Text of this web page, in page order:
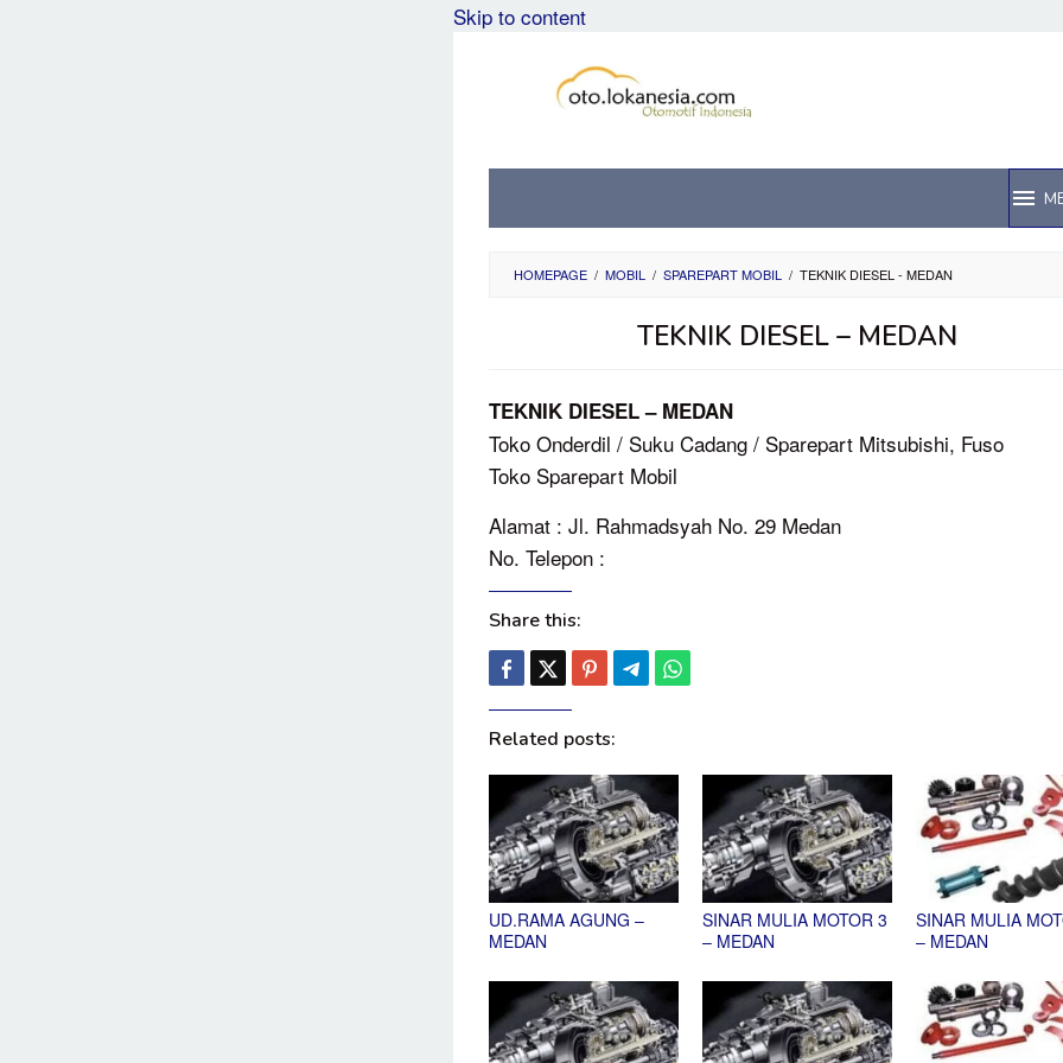
Skip to content
HOMEPAGE / MOBIL / SPAREPART MOBIL / TEKNIK DIESEL - MEDAN
TEKNIK DIESEL – MEDAN
TEKNIK DIESEL – MEDAN
Toko Onderdil / Suku Cadang / Sparepart Mitsubishi, Fuso
Toko Sparepart Mobil
Alamat : Jl. Rahmadsyah No. 29 Medan
No. Telepon :
Share this:
Related posts:
UD.RAMA AGUNG –
MEDAN
SINAR MULIA MOTOR 3
– MEDAN
SINAR MULIA
– MEDAN